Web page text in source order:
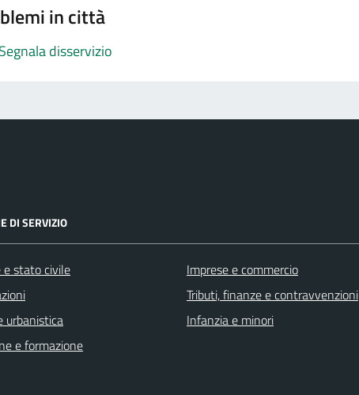
in città
Segnala disservizio
DI SERVIZIO
e stato civile
urbanistica
e formazione
Imprese e commercio
Tributi, finanze e contravvenzioni
Infanzia e minori